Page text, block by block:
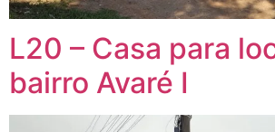
L20 – Casa para
bairro Avaré I